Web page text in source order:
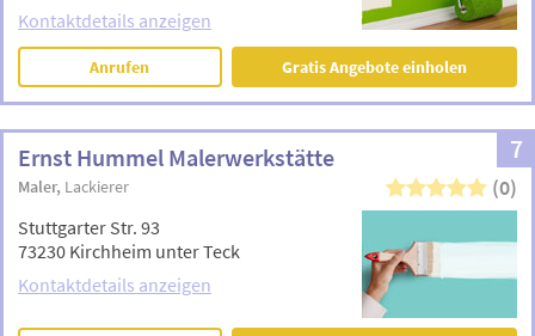
Kontaktdetails anzeigen
Anrufen Gratis Angebote einholen
7
Ernst Hummel Malerwerkstätte
Maler Lackierer (0)
Stuttgarter Str. 93
73230 Kirchheim unter Teck
Kontaktdetails anzeigen